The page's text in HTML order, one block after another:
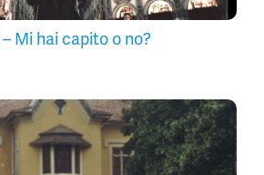
– Mi hai capito o no?